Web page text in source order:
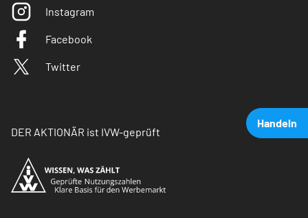
Handeln
Instagram
Facebook
Twitter
DER AKTIONÄR ist IVW-geprüft